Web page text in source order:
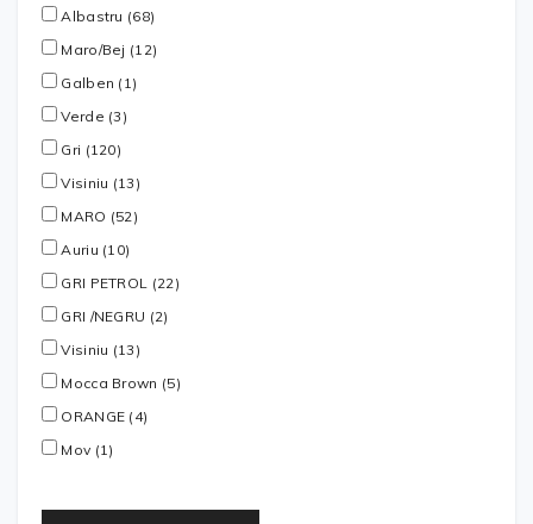
Albastru (68)
Maro/Bej (12)
Galben (1)
Verde (3)
Gri (120)
Visiniu (13)
MARO (52)
Auriu (10)
GRI PETROL (22)
GRI /NEGRU (2)
Visiniu (13)
Mocca Brown (5)
ORANGE (4)
Mov (1)